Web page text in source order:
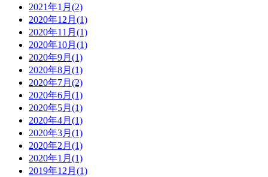
2021年1月(2)
2020年12月(1)
2020年11月(1)
2020年10月(1)
2020年9月(1)
2020年8月(1)
2020年7月(2)
2020年6月(1)
2020年5月(1)
2020年4月(1)
2020年3月(1)
2020年2月(1)
2020年1月(1)
2019年12月(1)